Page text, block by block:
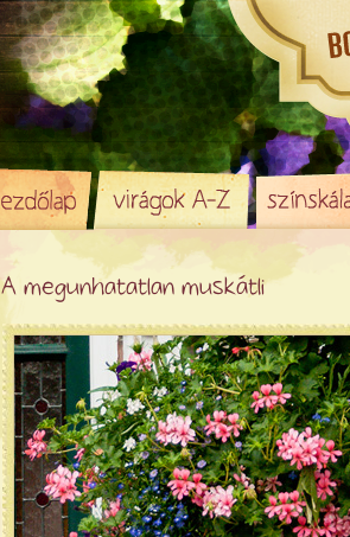
A megunhatatlan muskátli